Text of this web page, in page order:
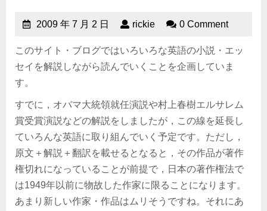
2009 年 7 月 2 日 rickie 0 Comment
このサイト・ブログではいろいろな英語の小説・エッ
セイを解説しながら読んでいくことを企画していま
す。
すでに，オバマ大統領就任演説や村上春樹エルサレム
賞受賞演説などの解説をしましたが，この線を延長し
ていろんな英語に取り組んでいく予定です。ただし，
原文＋解説＋翻訳を載せるとなると，その作品が著作
権切れになっていることが前提で，日本の著作権法で
は1949年以前に物故した作家に限ることになります。
あまり新しい作家・作品はムリそうですね。それにあ